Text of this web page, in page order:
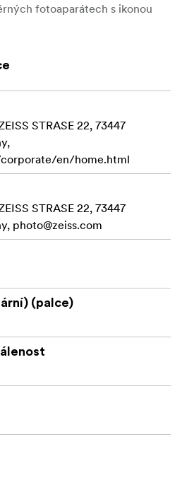
fotoaparátech s ikonou
pro skupinové a
zkreslení.
zvlášť
STRASE 22, 73447
en/home.html
STRASE 22, 73447
photo@zeiss.com
(palce)